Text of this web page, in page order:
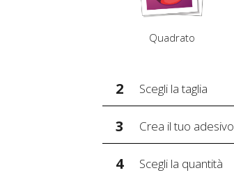
Quadrato
2 Scegli la taglia
3 Crea il tuo adesivo
4 Scegli la quantità